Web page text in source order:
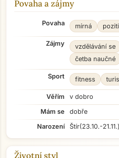
Povaha a zájmy
Povaha mírná
Zájmy vzdělávání se
četba naučné
Sport fitness
Věřím
v dobro
Mám se
dobře
Narození
Štír(23.10.-21.11.)
Životní styl